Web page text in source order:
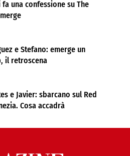
fa una confessione su The
e Stefano: emerge un
il retroscena
e Javier: sbarcano sul Red
Cosa accadrà